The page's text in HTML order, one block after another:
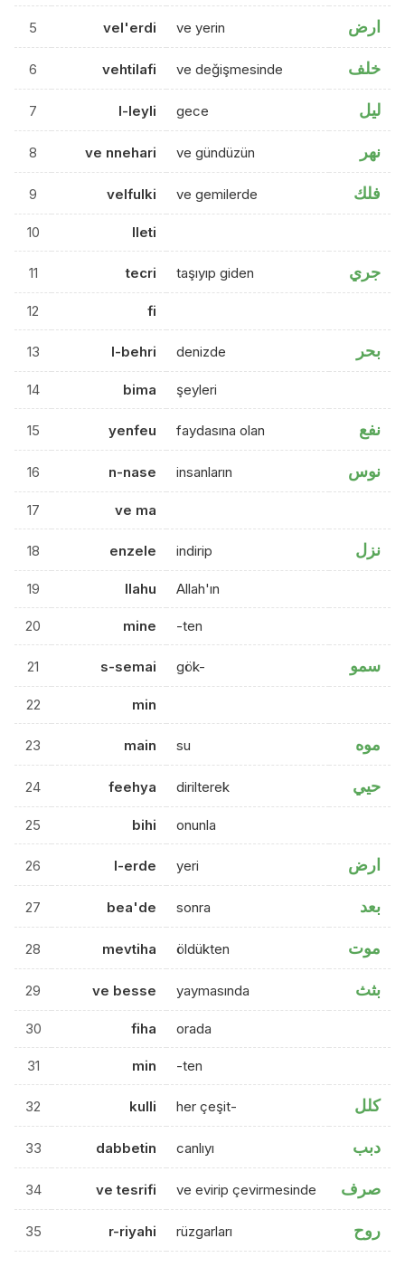
5 vel'erdi ve yerin ارض
6 vehtilafi ve değişmesinde خلف
7 l-leyli gece ليل
8 ve nnehari ve gündüzün نهر
9 velfulki ve gemilerde فلك
10 lleti
11 tecri taşıyıp giden جري
12 fi
13 l-behri denizde بحر
14 bima şeyleri
15 yenfeu faydasına olan نفع
16 n-nase insanların نوس
17 ve ma
18 enzele indirip نزل
19 llahu Allah'ın
20 mine -ten
21 s-semai gök- سمو
22 min
23 main su موه
24 feehya dirilterek حيي
25 bihi onunla
26 l-erde yeri ارض
27 bea'de sonra بعد
28 mevtiha öldükten موت
29 ve besse yaymasında بثث
30 fiha orada
31 min -ten
32 kulli her çeşit- كلل
33 dabbetin canlıyı دبب
34 ve tesrifi ve evirip çevirmesinde صرف
35 r-riyahi rüzgarları روح